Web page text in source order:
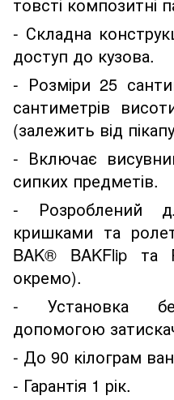
- Складна
доступ до кузова.
- Розміри 25
сантиметрів
(залежить від
- Включає
сипких предметів.
- Розроблений
кришками та
BAK® BAKFlip та
окремо).
- Установка
допомогою
- До 90 кілограм
- Гарантія 1 рік.